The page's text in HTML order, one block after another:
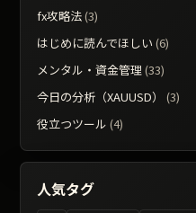
fx攻略法(3)
はじめに読んでほしい (6)
メンタル・資金管理(33)
今日の分析（XAUUSD）
(3)
役立つツール (4)
人気タグ